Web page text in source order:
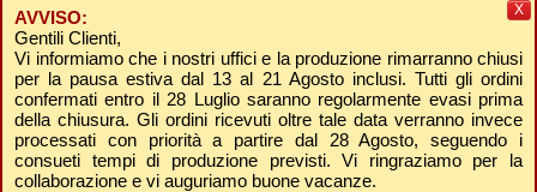
AVVISO:
Gentili Clienti,
Vi informiamo che i nostri uffici e la produzione rimarranno chiusi
per la pausa estiva dal 13 al 21 Agosto inclusi. Tutti gli ordini
confermati entro il 28 Luglio saranno regolarmente evasi prima
della chiusura. Gli ordini ricevuti oltre tale data verranno invece
processati con priorità a partire dal 28 Agosto, seguendo i
consueti tempi di produzione previsti. Vi ringraziamo per la
collaborazione e vi auguriamo buone vacanze.
X